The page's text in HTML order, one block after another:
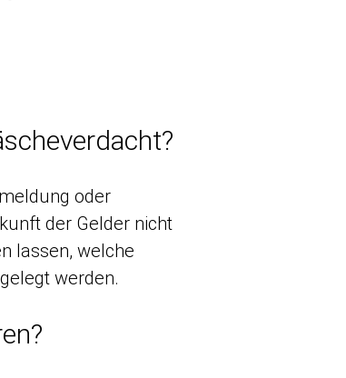
oder
der Gelder nicht
lassen, welche
werden.